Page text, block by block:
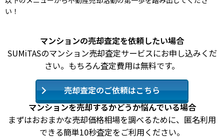
い！
マンションの売却査定を依頼したい場合
SUMiTASのマンション売却査定サービスにお申し込みくだ
さい。もちろん査定費用は無料です。
売却査定のご依頼はこちら
マンションを売却するかどうか悩んでいる場合
まずはおおまかな売却価格相場を調べるために、匿名利用
できる簡単10秒査定をご利用ください。